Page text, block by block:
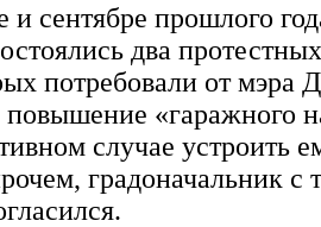
сентябре прошлого
два
потребовали от мэра
повышение «гаражного
случае устроить
градоначальник с